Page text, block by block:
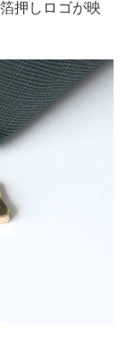
押しロゴが映